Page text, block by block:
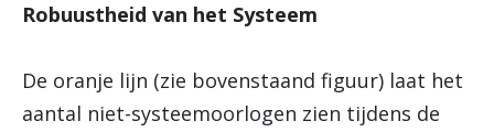
Robuustheid van het Systeem
De oranje lijn (zie bovenstaand figuur) laat het
aantal niet-systeemoorlogen zien tijdens de